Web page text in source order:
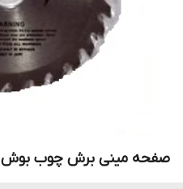
صفحه مینی برش چوب بوش